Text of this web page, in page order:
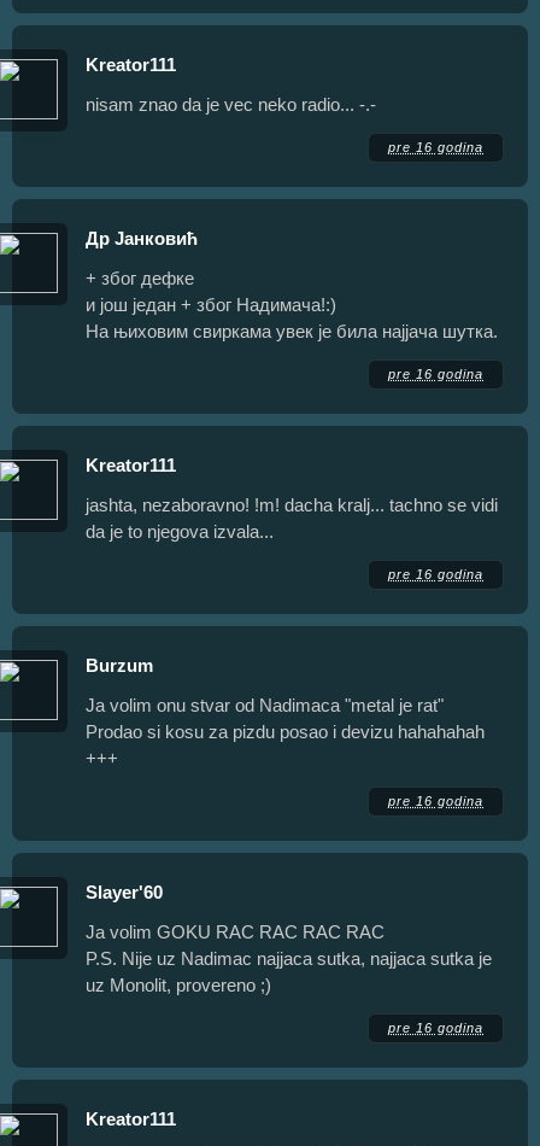
Kreator111
nisam znao da je vec neko radio... -.-
pre 16 godina
Др Јанковић
+ због дефке
и још један + због Надимача!:)
На њиховим свиркама увек је била најјача шутка.
pre 16 godina
Kreator111
jashta, nezaboravno! !m! dacha kralj... tachno se vidi
da je to njegova izvala...
pre 16 godina
Burzum
Ja volim onu stvar od Nadimaca "metal je rat"
Prodao si kosu za pizdu posao i devizu hahahahah
+++
pre 16 godina
Slayer'60
Ja volim GOKU RAC RAC RAC RAC
P.S. Nije uz Nadimac najjaca sutka, najjaca sutka je
uz Monolit, provereno ;)
pre 16 godina
Kreator111